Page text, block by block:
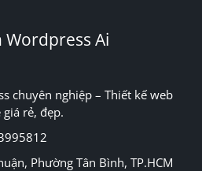
Wordpress Ai
chuyên nghiệp – Thiết kế web
rẻ, đẹp.
Phường Tân Bình, TP.HCM